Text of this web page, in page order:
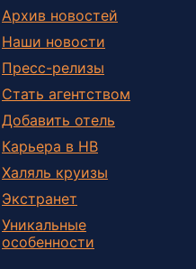
Архив новостей
Наши новости
Пресс-релизы
Стать агентством
Добавить отель
Карьера в HB
Халяль круизы
Экстранет
Уникальные
особенности